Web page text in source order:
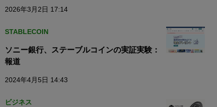
2026年3月2日 17:14
STABLECOIN
ソニー銀行、ステーブルコインの実証実験：
報道
2024年4月5日 14:43
ビジネス